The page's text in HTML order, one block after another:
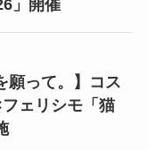
」開催
願って。】コス
ェリシモ「猫